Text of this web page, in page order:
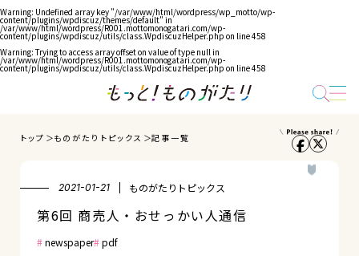
Warning: Undefined array key "/var/www/html/wordpress/wp_motto/wp-
content/plugins/wpdiscuz/themes/default" in
/var/www/html/wordpress/R001.mottomonogatari.com/wp-
content/plugins/wpdiscuz/utils/class.WpdiscuzHelper.php on line458
Warning: Trying to access array offset on value of type null in
/var/www/html/wordpress/R001.mottomonogatari.com/wp-
content/plugins/wpdiscuz/utils/class.WpdiscuzHelper.php on line458
トップ ものがたりトピックス 記事一覧
2021-01-21 ものがたりトピックス
第6回 商売人・おせっかい人通信
newspaper pdf